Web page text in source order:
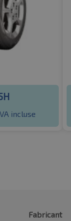
incluse
Fabricant